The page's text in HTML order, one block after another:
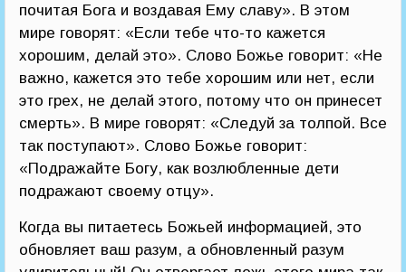
почитая Бога и воздавая Ему славу». В этом
мире говорят: «Если тебе что-то кажется
хорошим, делай это». Слово Божье говорит: «Не
важно, кажется это тебе хорошим или нет, если
это грех, не делай этого, потому что он принесет
смерть». В мире говорят: «Следуй за толпой. Все
так поступают». Слово Божье говорит:
«Подражайте Богу, как возлюбленные дети
подражают своему отцу».
Когда вы питаетесь Божьей информацией, это
обновляет ваш разум, а обновленный разум